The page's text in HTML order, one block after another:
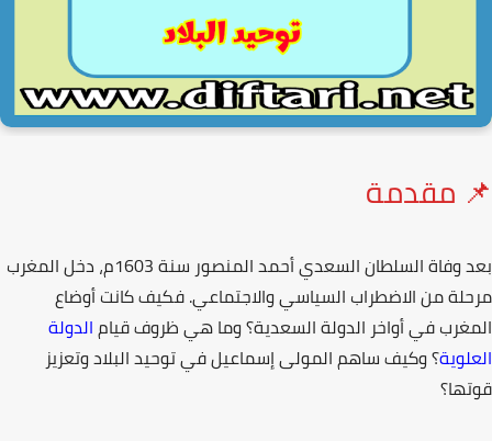
مقدمة
وفاة السلطان السعديأحمد المنصور
سنة 1603م، دخل المغرب
من الاضطراب السياسي والاجتماعي. فكيف كانت أوضاع
في أواخر الدولة السعدية؟ وما هي ظروف قيامالدولة
؟ وكيف ساهمالمولى إسماعيلفي توحيد البلاد وتعزيز